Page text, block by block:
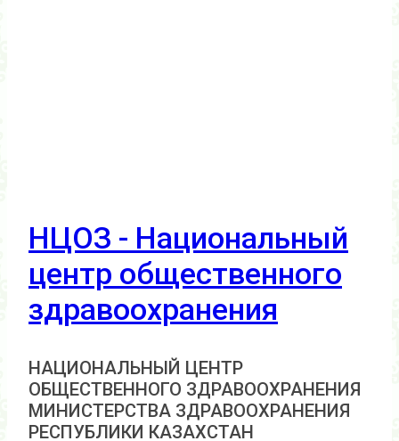
НЦОЗ - Национальный
центр общественного
здравоохранения
НАЦИОНАЛЬНЫЙ ЦЕНТР
ОБЩЕСТВЕННОГО ЗДРАВООХРАНЕНИЯ
МИНИСТЕРСТВА ЗДРАВООХРАНЕНИЯ
РЕСПУБЛИКИ КАЗАХСТАН